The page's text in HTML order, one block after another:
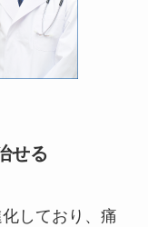
せる
しており、痛